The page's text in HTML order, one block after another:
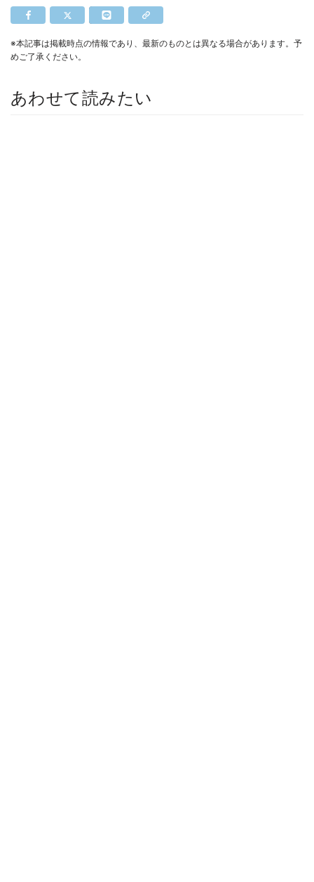
※本記事は掲載時点の情報であり、最新のものとは異なる場合があります。予
めご了承ください。
あわせて読みたい